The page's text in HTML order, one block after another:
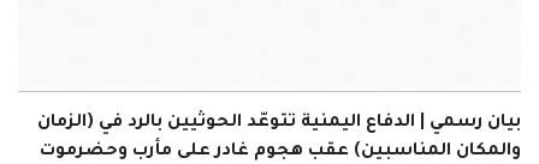
بيان رسمي | الدفاع اليمنية تتوعّد الحوثيين بالرد في (الزمان
والمكان المناسبين) عقب هجوم غادر على مأرب وحضرموت